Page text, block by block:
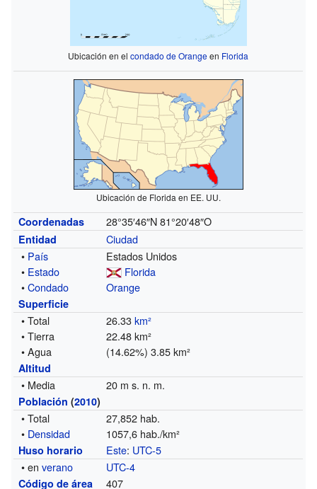
Ubicación en elcondado de Orangeen Florida
Ubicación de Florida en EE. UU.
Coordenadas 28°35′46″N 81°20′48″O
Entidad
Ciudad
• País
Estados Unidos
• Estado
Florida
•Condado Orange
Superficie
• Total 26.33km²
• Tierra
22.48 km²
• Agua
(14.62%) 3.85 km²
Altitud
• Media 20 m s. n. m.
Población (2010)
• Total
27,852 hab.
• Densidad 1057,6 hab./km²
Huso horario Este: UTC-5
• enverano UTC-4
Código de área 407